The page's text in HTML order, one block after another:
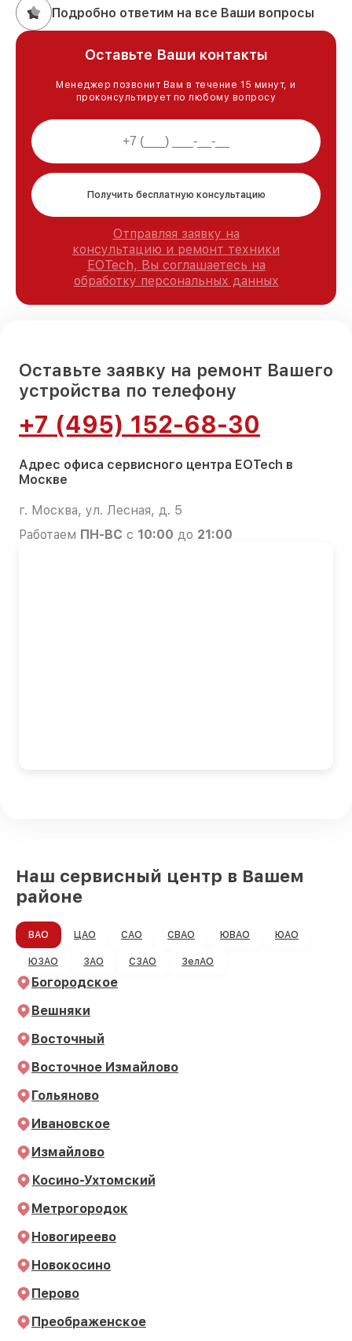
Подробно ответим на все Ваши вопросы
Оставьте Ваши контакты
Менеджер позвонит Вам в течение 15 минут, и
проконсультирует по любому вопросу
Получить бесплатную консультацию
Отправляя заявку на
консультацию и ремонт техники
EOTech, Вы соглашаетесь на
обработку персональных данных
Оставьте заявку на ремонт Вашего
устройства по телефону
+7 (495) 152-68-30
Адрес офиса сервисного центра EOTech в
Москве
г. Москва, ул. Лесная, д. 5
Работаем ПН-ВС с 10:00 до 21:00
Наш сервисный центр в Вашем
районе
ВАО ЦАО САО СВАО ЮВАО ЮАО
ЮЗАО ЗАО СЗАО ЗелАО
Богородское
Вешняки
Восточный
Восточное Измайлово
Гольяново
Ивановское
Измайлово
Косино-Ухтомский
Метрогородок
Новогиреево
Новокосино
Перово
Преображенское